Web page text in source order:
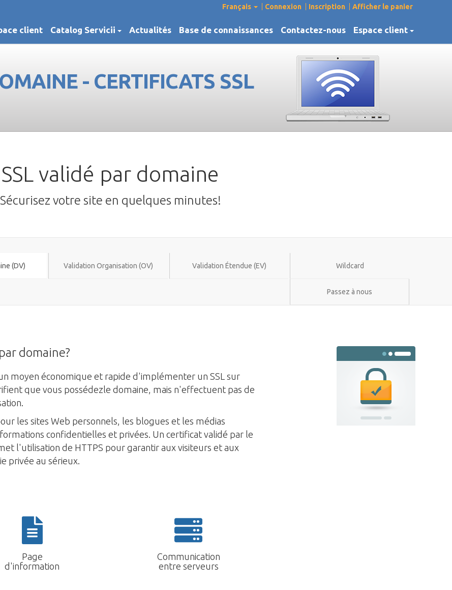
Français Connexion Inscription Afficher le panier
client Catalog Servicii Actualités Base de connaissances Contactez-nous Espace client
- CERTIFICATS SSL
SSL validé par domaine
Sécurisez votre site en quelques minutes!
(DV) Validation Organisation (OV) Validation Étendue (EV) Wildcard
Passez à nous
domaine?
moyen économique et rapide d'implémenter un SSL sur
que vous possédezle domaine, mais n'effectuent pas de
les sites Web personnels, les blogues et les médias
confidentielles et privées. Un certificat validé par le
l'utilisation de HTTPS pour garantir aux visiteurs et aux
privée au sérieux.
Page
d'information
Communication
entre serveurs